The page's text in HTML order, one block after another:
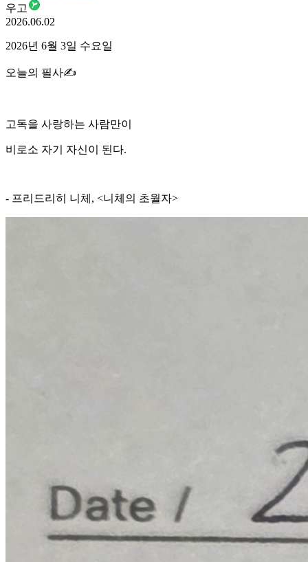
우고
2026.06.02
2026년 6월 3일 수요일
오늘의 필사✍️
고독을 사랑하는 사람만이
비로소 자기 자신이 된다.
- 프리드리히 니체, <니체의 초월자>